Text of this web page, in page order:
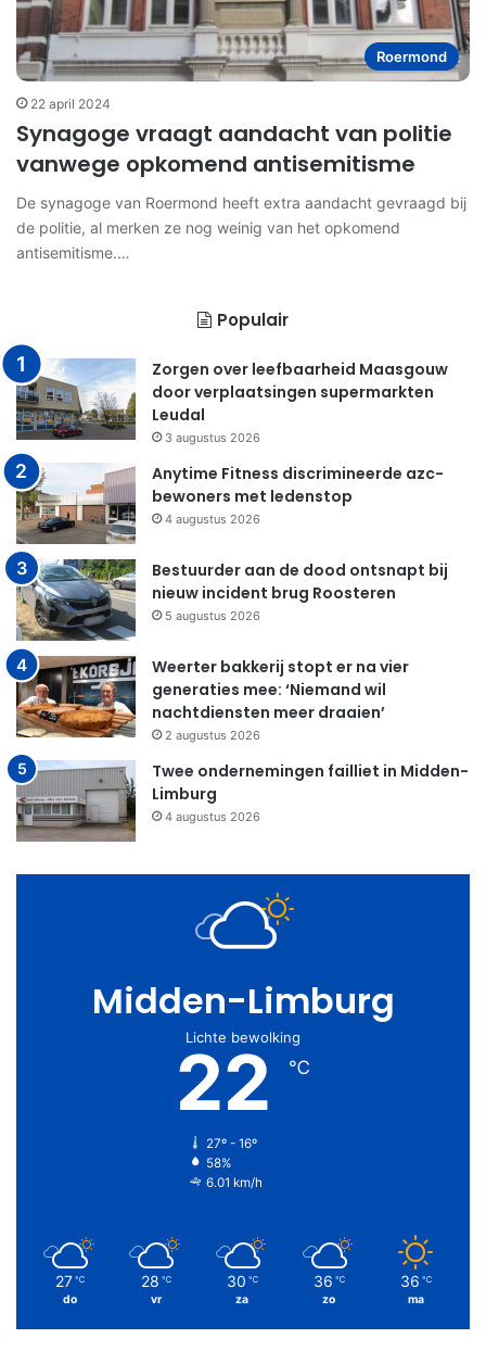
Roermond
22 april 2024
Synagoge vraagt aandacht van politie
vanwege opkomend antisemitisme
De synagoge van Roermond heeft extra aandacht gevraagd bij
de politie, al merken ze nog weinig van het opkomend
antisemitisme.…
Populair
Zorgen over leefbaarheid Maasgouw
door verplaatsingen supermarkten
Leudal
3 augustus 2026
Anytime Fitness discrimineerde azc-
bewoners met ledenstop
4 augustus 2026
Bestuurder aan de dood ontsnapt bij
nieuw incident brug Roosteren
5 augustus 2026
Weerter bakkerij stopt er na vier
generaties mee: ‘Niemand wil
nachtdiensten meer draaien’
2 augustus 2026
Twee ondernemingen failliet in Midden-
Limburg
4 augustus 2026
Midden-Limburg
Lichte bewolking
22 ℃
27º - 16º
58%
6.01 km/h
27 ℃
do
28 ℃
vr
30 ℃
za
36 ℃
zo
36 ℃
ma